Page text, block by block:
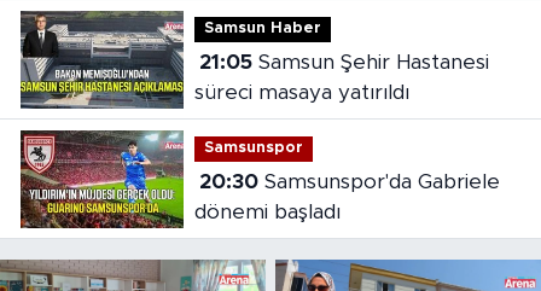
Samsun Haber
21:05Samsun Şehir Hastanesi
süreci masaya yatırıldı
Samsunspor
20:30Samsunspor'da Gabriele
dönemi başladı